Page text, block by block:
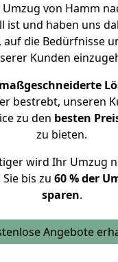
von Hamm
ist und haben uns
die Bedürfnisse
Kunden
maßgeschneiderte
bestrebt, unseren
zu den besten
zu bieten.
wird Ihr Umzug
bis zu 60 % der
sparen.
Angebote